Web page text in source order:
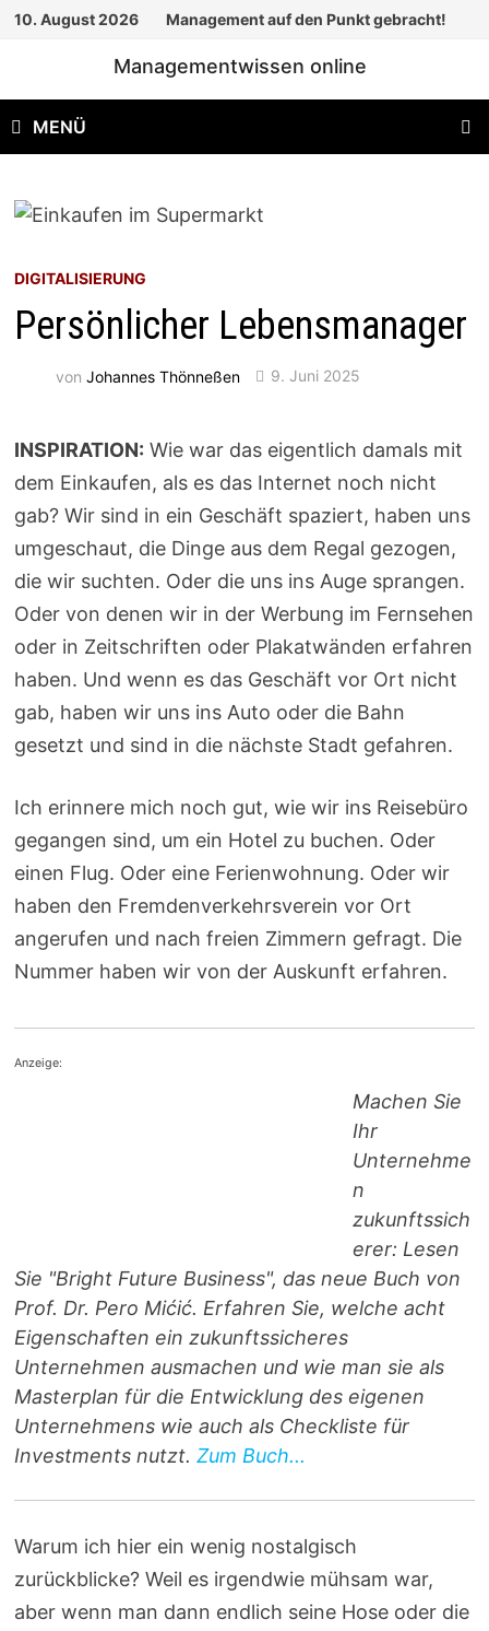
Zum10. August 2026 Management auf den Punkt gebracht!
Managementwissen online
MENÜ
DIGITALISIERUNG
Persönlicher Lebensmanager
vonJohannes Thönneßen 9. Juni 2025
INSPIRATION: Wie war das eigentlich damals mit
dem Einkaufen, als es das Internet noch nicht
gab? Wir sind in ein Geschäft spaziert, haben uns
umgeschaut, die Dinge aus dem Regal gezogen,
die wir suchten. Oder die uns ins Auge sprangen.
Oder von denen wir in der Werbung im Fernsehen
oder in Zeitschriften oder Plakatwänden erfahren
haben. Und wenn es das Geschäft vor Ort nicht
gab, haben wir uns ins Auto oder die Bahn
gesetzt und sind in die nächste Stadt gefahren.
Ich erinnere mich noch gut, wie wir ins Reisebüro
gegangen sind, um ein Hotel zu buchen. Oder
einen Flug. Oder eine Ferienwohnung. Oder wir
haben den Fremdenverkehrsverein vor Ort
angerufen und nach freien Zimmern gefragt. Die
Nummer haben wir von der Auskunft erfahren.
Anzeige:
Machen Sie
Ihr
Unternehme
n
zukunftssich
erer: Lesen
Sie "Bright Future Business", das neue Buch von
Prof. Dr. Pero Mićić. Erfahren Sie, welche acht
Eigenschaften ein zukunftssicheres
Unternehmen ausmachen und wie man sie als
Masterplan für die Entwicklung des eigenen
Unternehmens wie auch als Checkliste für
Investments nutzt.Zum Buch...
Warum ich hier ein wenig nostalgisch
zurückblicke? Weil es irgendwie mühsam war,
aber wenn man dann endlich seine Hose oder die